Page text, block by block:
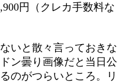
円（クレカ手数料な
いと散々言っておきな
ン曇り画像だと当日公
のがつらいところ。リ